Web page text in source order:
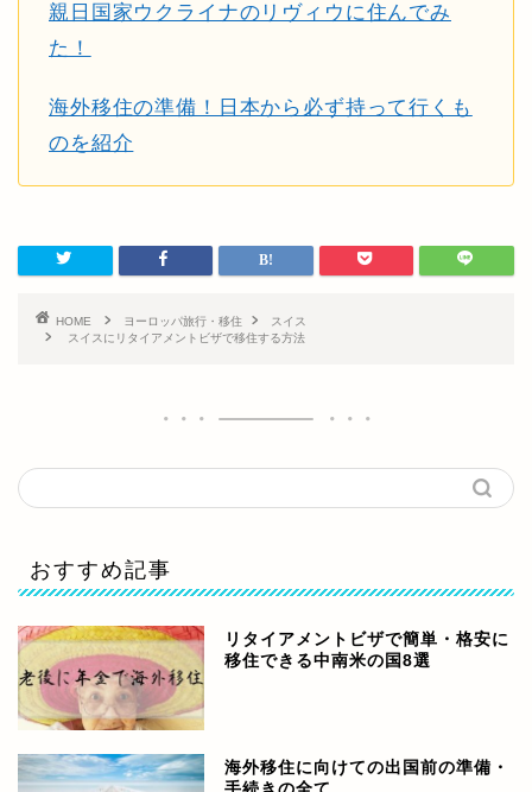
親日国家ウクライナのリヴィウに住んでみ
た！
海外移住の準備！日本から必ず持って行くも
のを紹介
HOME ヨーロッパ旅行・移住
スイス
スイスにリタイアメントビザで移住する方法
おすすめ記事
リタイアメントビザで簡単・格安に
移住できる中南米の国8選
海外移住に向けての出国前の準備・